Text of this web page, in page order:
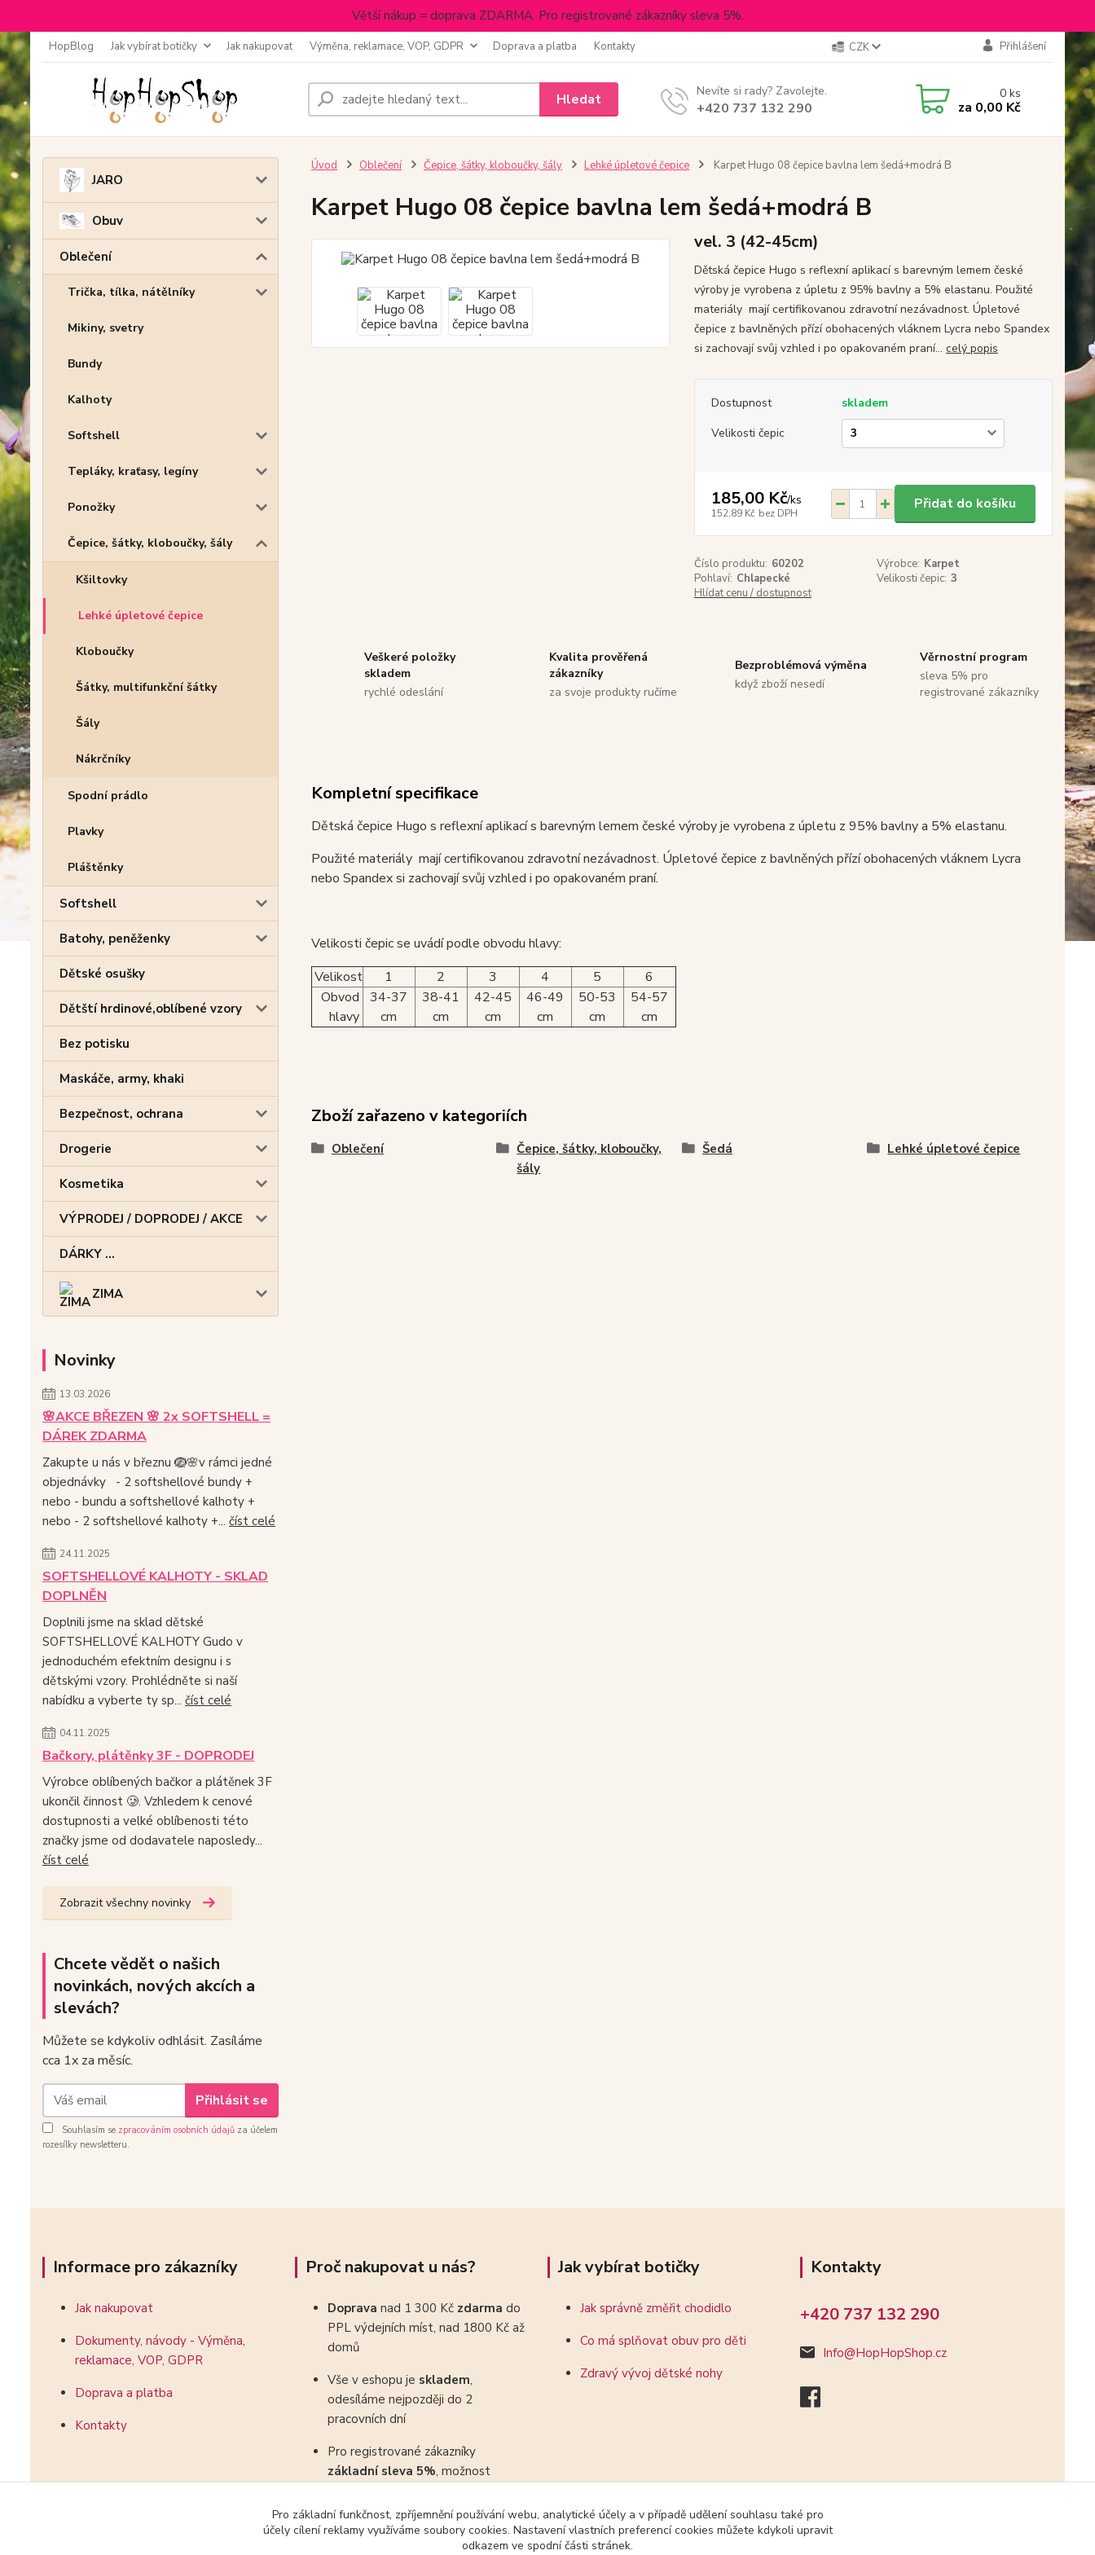
Větší nákup = doprava ZDARMA. Pro registrované zákazníky sleva 5%.
HopBlog Jak vybírat botičky Jak nakupovat Výměna, reklamace, VOP, GDPR Doprava a platba Kontakty CZK Přihlášení
Hledat Nevíte si rady? Zavolejte.
+420 737 132 290
0ks
za 0,00 Kč
JARO
Obuv
Oblečení
Trička, tílka, nátělníky
Mikiny, svetry
Bundy
Kalhoty
Softshell
Tepláky, kraťasy, legíny
Ponožky
Čepice, šátky, kloboučky, šály
Kšiltovky
Lehké úpletové čepice
Kloboučky
Šátky, multifunkční šátky
Šály
Nákrčníky
Spodní prádlo
Plavky
Pláštěnky
Softshell
Batohy, peněženky
Dětské osušky
Dětští hrdinové,oblíbené vzory
Bez potisku
Maskáče, army, khaki
Bezpečnost, ochrana
Drogerie
Kosmetika
VÝPRODEJ / DOPRODEJ / AKCE
DÁRKY ...
ZIMA
Novinky
13.03.2026
🌸AKCE BŘEZEN 🌸 2x SOFTSHELL =
DÁREK ZDARMA
Zakupte u nás v březnu 🪺🌸v rámci jedné
objednávky - 2 softshellové bundy +
nebo - bundu a softshellové kalhoty +
nebo - 2 softshellové kalhoty +... číst celé
24.11.2025
SOFTSHELLOVÉ KALHOTY - SKLAD
DOPLNĚN
Doplnili jsme na sklad dětské
SOFTSHELLOVÉ KALHOTY Gudo v
jednoduchém efektním designu i s
dětskými vzory. Prohlédněte si naší
nabídku a vyberte ty sp... číst celé
04.11.2025
Bačkory, plátěnky 3F - DOPRODEJ
Výrobce oblíbených bačkor a plátěnek 3F
ukončil činnost 🥲. Vzhledem k cenové
dostupnosti a velké oblíbenosti této
značky jsme od dodavatele naposledy...
číst celé
Zobrazit všechny novinky
Chcete vědět o našich
novinkách, nových akcích a
slevách?
Můžete se kdykoliv odhlásit. Zasíláme
cca 1x za měsíc.
Přihlásit se
Souhlasím se zpracováním osobních údajů za účelem
rozesílky newsletteru.
Úvod Oblečení Čepice, šátky, kloboučky, šály Lehké úpletové čepice Karpet Hugo 08 čepice bavlna lem šedá+modrá B
Karpet Hugo 08 čepice bavlna lem šedá+modrá B
vel. 3 (42-45cm)
Dětská čepice Hugo s reflexní aplikací s barevným lemem české
výroby je vyrobena z úpletu z 95% bavlny a 5% elastanu. Použité
materiály mají certifikovanou zdravotní nezávadnost. Úpletové
čepice z bavlněných přízí obohacených vláknem Lycra nebo Spandex
si zachovají svůj vzhled i po opakovaném praní... celý popis
Dostupnost
skladem
Velikosti čepic
185,00 Kč/ks
152,89 Kč bez DPH
Přidat do košíku
Číslo produktu: 60202 Výrobce: Karpet
Pohlaví: Chlapecké Velikosti čepic: 3
Hlídat cenu / dostupnost
Veškeré položky
skladem
rychlé odeslání
Kvalita prověřená
zákazníky
za svoje produkty ručíme
Bezproblémová výměna
když zboží nesedí
Věrnostní program
sleva 5% pro
registrované zákazníky
Kompletní specifikace
Dětská čepice Hugo s reflexní aplikací s barevným lemem české výroby je vyrobena z úpletu z 95% bavlny a 5% elastanu.
Použité materiály mají certifikovanou zdravotní nezávadnost. Úpletové čepice z bavlněných přízí obohacených vláknem Lycra
nebo Spandex si zachovají svůj vzhled i po opakovaném praní.
Velikosti čepic se uvádí podle obvodu hlavy:
Velikost
1 2 3 4 5
6
Obvod
hlavy
34-37
cm
38-41
cm
42-45
cm
46-49
cm
50-53
cm
54-57
cm
Zboží zařazeno v kategoriích
Oblečení
Čepice, šátky, kloboučky,
šály
Šedá Lehké úpletové čepice
Informace pro zákazníky
Jak nakupovat
Dokumenty, návody - Výměna,
reklamace, VOP, GDPR
Doprava a platba
Kontakty
Proč nakupovat u nás?
Doprava nad 1 300 Kč zdarma do
PPL výdejních míst, nad 1800 Kč až
domů
Vše v eshopu je skladem,
odesíláme nejpozději do 2
pracovních dní
Pro registrované zákazníky
základní sleva 5%, možnost
Jak vybírat botičky
Jak správně změřit chodidlo
Co má splňovat obuv pro děti
Zdravý vývoj dětské nohy
Kontakty
+420 737 132 290
Info@HopHopShop.cz
Pro základní funkčnost, zpříjemnění používání webu, analytické účely a v případě udělení souhlasu také pro
účely cílení reklamy využíváme soubory cookies. Nastavení vlastních preferencí cookies můžete kdykoli upravit
odkazem ve spodní části stránek.